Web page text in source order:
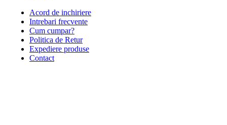
Acord de inchiriere
Intrebari frecvente
Cum cumpar?
Politica de Retur
Expediere produse
Contact